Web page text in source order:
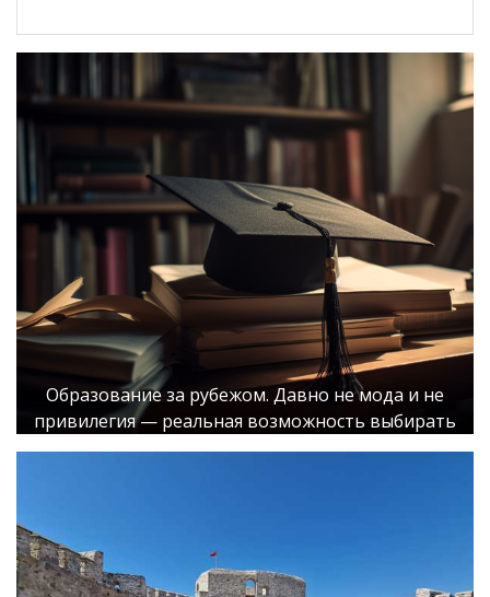
Образование за рубежом. Давно не мода и не
привилегия — реальная возможность выбирать